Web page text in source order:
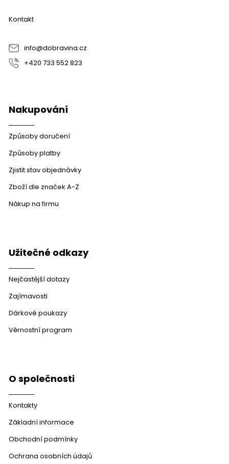
Kontakt
info@dobravina.cz
+420 733 552 823
Nakupování
Způsoby doručení
Způsoby platby
Zjistit stav objednávky
Zboží dle značek A-Z
Nákup na firmu
Užitečné odkazy
Nejčastější dotazy
Zajímavosti
Dárkové poukazy
Věrnostní program
O společnosti
Kontakty
Základní informace
Obchodní podmínky
Ochrana osobních údajů